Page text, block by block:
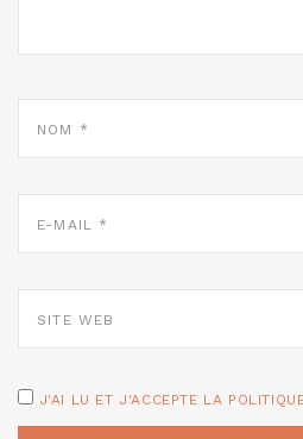
MAIL
WEB
J'AI LU ET J'ACCEPTE LA